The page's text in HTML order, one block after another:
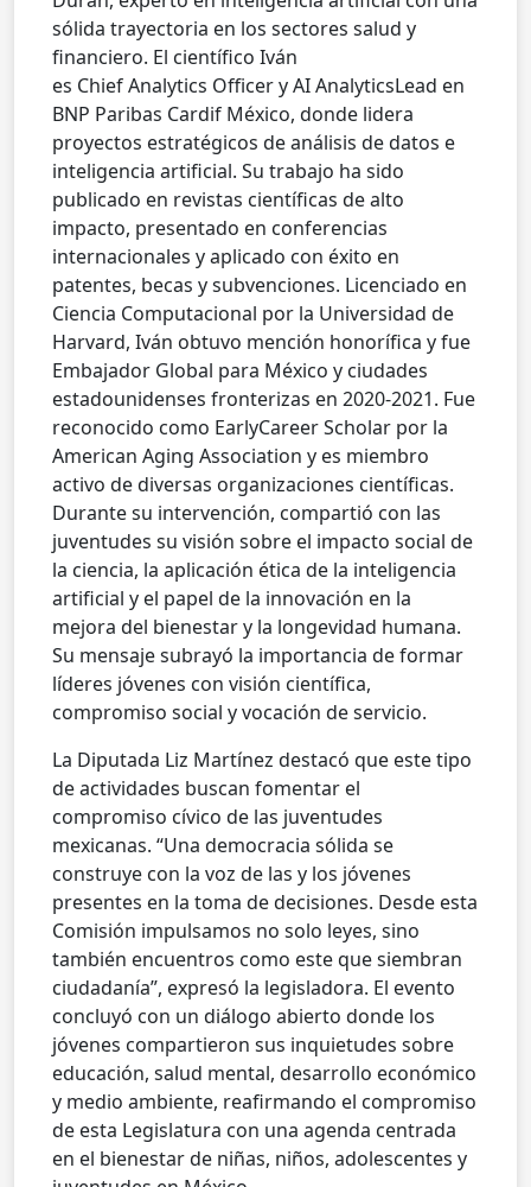
sólida trayectoria en los sectores salud y
financiero. El científico Iván
es Chief Analytics Officer y AI AnalyticsLead en
BNP Paribas Cardif México, donde lidera
proyectos estratégicos de análisis de datos e
inteligencia artificial. Su trabajo ha sido
publicado en revistas científicas de alto
impacto, presentado en conferencias
internacionales y aplicado con éxito en
patentes, becas y subvenciones. Licenciado en
Ciencia Computacional por la Universidad de
Harvard, Iván obtuvo mención honorífica y fue
Embajador Global para México y ciudades
estadounidenses fronterizas en 2020-2021. Fue
reconocido como EarlyCareer Scholar por la
American Aging Association y es miembro
activo de diversas organizaciones científicas.
Durante su intervención, compartió con las
juventudes su visión sobre el impacto social de
la ciencia, la aplicación ética de la inteligencia
artificial y el papel de la innovación en la
mejora del bienestar y la longevidad humana.
Su mensaje subrayó la importancia de formar
líderes jóvenes con visión científica,
compromiso social y vocación de servicio.
La Diputada Liz Martínez destacó que este tipo
de actividades buscan fomentar el
compromiso cívico de las juventudes
mexicanas. “Una democracia sólida se
construye con la voz de las y los jóvenes
presentes en la toma de decisiones. Desde esta
Comisión impulsamos no solo leyes, sino
también encuentros como este que siembran
ciudadanía”, expresó la legisladora. El evento
concluyó con un diálogo abierto donde los
jóvenes compartieron sus inquietudes sobre
educación, salud mental, desarrollo económico
y medio ambiente, reafirmando el compromiso
de esta Legislatura con una agenda centrada
en el bienestar de niñas, niños, adolescentes y